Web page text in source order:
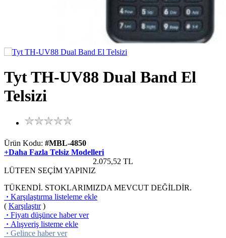
Tyt TH-UV88 Dual Band El
Telsizi
Ürün Kodu: #MBL-4850
+Daha Fazla Telsiz Modelleri
2.075,52 TL
LÜTFEN SEÇİM YAPINIZ
TÜKENDİ. STOKLARIMIZDA MEVCUT DEĞİLDİR.
· Karşılaştırma listeleme ekle
( Karşılaştır)
· Fiyatı düşünce haber ver
· Alışveriş listeme ekle
· Gelince haber ver